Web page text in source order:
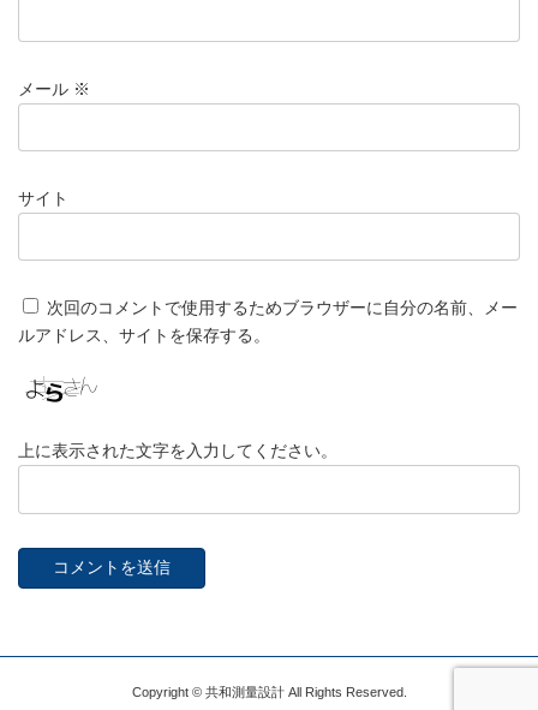
メール ※
サイト
次回のコメントで使用するためブラウザーに自分の名前、メー
ルアドレス、サイトを保存する。
上に表示された文字を入力してください。
Copyright © 共和測量設計 All Rights Reserved.